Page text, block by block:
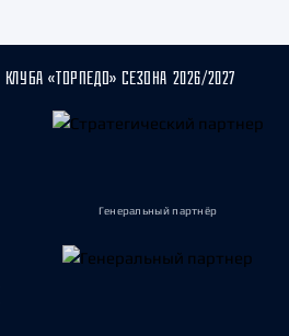
«ТОРПЕДО» СЕЗОНА 2026/2027
Генеральный партнёр